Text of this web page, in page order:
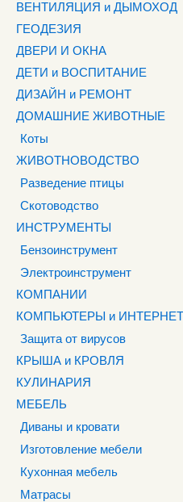
ВЕНТИЛЯЦИЯ и ДЫМОХОД
ГЕОДЕЗИЯ
ДВЕРИ И ОКНА
ДЕТИ и ВОСПИТАНИЕ
ДИЗАЙН и РЕМОНТ
ДОМАШНИЕ ЖИВОТНЫЕ
Коты
ЖИВОТНОВОДСТВО
Разведение птицы
Скотоводство
ИНСТРУМЕНТЫ
Бензоинструмент
Электроинструмент
КОМПАНИИ
КОМПЬЮТЕРЫ и ИНТЕРНЕТ
Защита от вирусов
КРЫША и КРОВЛЯ
КУЛИНАРИЯ
МЕБЕЛЬ
Диваны и кровати
Изготовление мебели
Кухонная мебель
Матрасы